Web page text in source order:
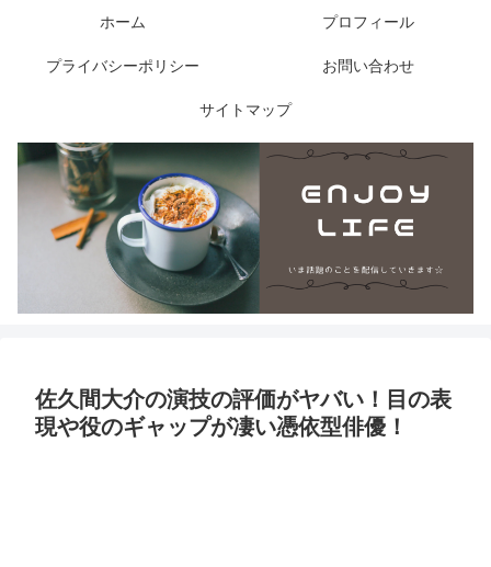
ホーム プロフィール
プライバシーポリシー お問い合わせ
サイトマップ
佐久間大介の演技の評価がヤバい！目の表
現や役のギャップが凄い憑依型俳優！